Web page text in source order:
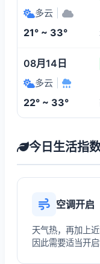
多云
21° ~ 33°
08月14日
多云
22° ~ 33°
今日生活指
空调开启
天气热，再加上
因此需要适当开